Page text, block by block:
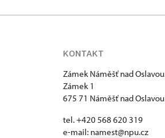
KONTAKT
Zámek Náměšť nad Oslavou
Zámek 1
675 71 Náměšť nad Oslavou
tel. +420 568 620 319
e-mail: namest@npu.cz